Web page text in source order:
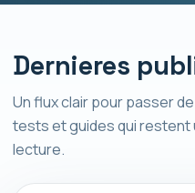
Dernieres
Un flux clair pour passer
tests et guides qui restent
lecture.